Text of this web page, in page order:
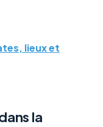
lieux et
la